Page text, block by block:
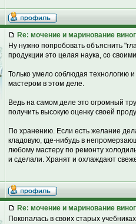
Re: мочение и маринование
Ну нужно попробовать объяснить
продукции это целая наука, со
Только умело соблюдая технологию
мастером в этом деле.
Ведь на самом деле это огромный
получить высокую оценку своей
По хранению. Если есть желание
кладовую, где-нибудь в
любому мастеру по ремонту
и сделали. Хранят и охлаждают
Re: мочение и маринование
Покопалась в своих старых